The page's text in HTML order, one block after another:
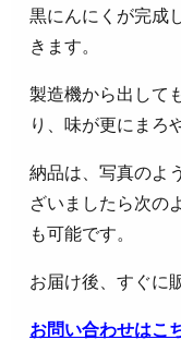
黒にんにくが完成
きます。
製造機から出して
り、味が更にまろ
納品は、写真のよ
ざいましたら次の
も可能です。
お届け後、すぐに
お問い合わせはこ